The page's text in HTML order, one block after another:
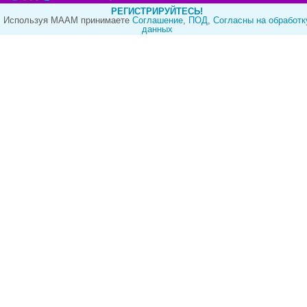
РЕГИСТРИРУЙТЕСЬ!
Используя МААМ принимаете Cоглашение, ПОД, Согласны на
данных